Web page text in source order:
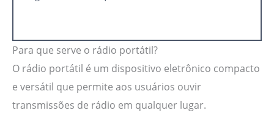
Para que serve o rádio portátil?
O rádio portátil é um dispositivo eletrônico compacto
e versátil que permite aos usuários ouvir
transmissões de rádio em qualquer lugar.